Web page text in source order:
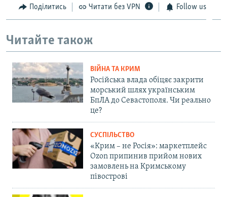
Поділитись Читати без VPN Follow us
Читайте також
ВІЙНА ТА КРИМ
Російська влада обіцяє закрити
морський шлях українським
БпЛА до Севастополя. Чи реально
це?
СУСПІЛЬСТВО
«Крим – не Росія»: маркетплейс
Ozon припинив прийом нових
замовлень на Кримському
півострові